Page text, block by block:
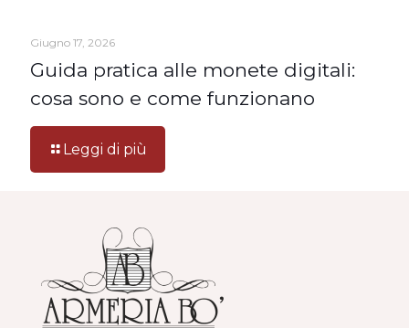
Giugno 17, 2026
Guida pratica alle monete digitali:
cosa sono e come funzionano
Leggi di più